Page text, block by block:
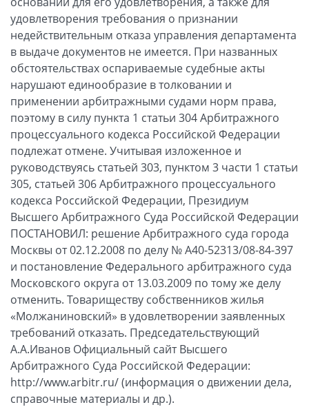
удовлетворения требования о признании
недействительным отказа управления департамента
в выдаче документов не имеется. При названных
обстоятельствах оспариваемые судебные акты
нарушают единообразие в толковании и
применении арбитражными судами норм права,
поэтому в силу пункта 1 статьи 304 Арбитражного
процессуального кодекса Российской Федерации
подлежат отмене. Учитывая изложенное и
руководствуясь статьей 303, пунктом 3 части 1 статьи
305, статьей 306 Арбитражного процессуального
кодекса Российской Федерации, Президиум
Высшего Арбитражного Суда Российской Федерации
ПОСТАНОВИЛ: решение Арбитражного суда города
Москвы от 02.12.2008 по делу № А40-52313/08-84-397
и постановление Федерального арбитражного суда
Московского округа от 13.03.2009 по тому же делу
отменить. Товариществу собственников жилья
«Молжаниновский» в удовлетворении заявленных
требований отказать. Председательствующий
А.А.Иванов Официальный сайт Высшего
Арбитражного Суда Российской Федерации:
http://www.arbitr.ru/ (информация о движении дела,
справочные материалы и др.).